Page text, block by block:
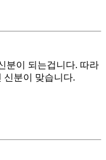
분이 되는겁니다. 따라
신분이 맞습니다.